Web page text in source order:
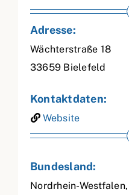
Adresse:
Wächterstraße 18
33659 Bielefeld
Kontaktdaten:
Website
Bundesland:
Nordrhein-Westfalen,